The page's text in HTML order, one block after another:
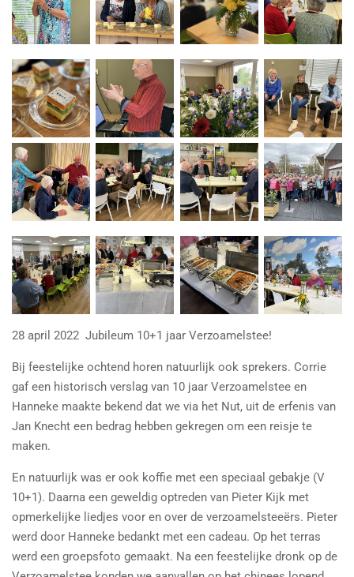
28 april 2022 Jubileum 10+1 jaar Verzoamelstee!
Bij feestelijke ochtend horen natuurlijk ook sprekers. Corrie
gaf een historisch verslag van 10 jaar Verzoamelstee en
Hanneke maakte bekend dat we via het Nut, uit de erfenis van
Jan Knecht een bedrag hebben gekregen om een reisje te
maken.
En natuurlijk was er ook koffie met een speciaal gebakje (V
10+1). Daarna een geweldig optreden van Pieter Kijk met
opmerkelijke liedjes voor en over de verzoamelsteeërs. Pieter
werd door Hanneke bedankt met een cadeau. Op het terras
werd een groepsfoto gemaakt. Na een feestelijke dronk op de